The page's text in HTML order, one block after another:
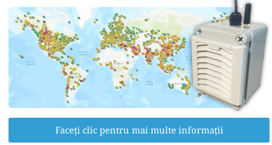
Faceți clic pentru mai multe informații